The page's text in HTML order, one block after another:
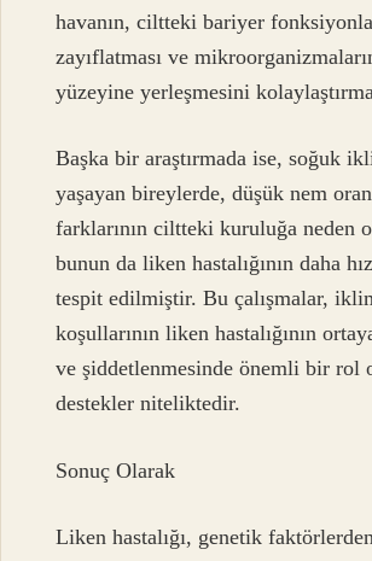
havanın, ciltteki bariyer
zayıflatması ve
yüzeyine yerleşmesini
Başka bir araştırmada ise, soğuk
yaşayan bireylerde, düşük nem
farklarının ciltteki kuruluğa neden
bunun da liken hastalığının daha
tespit edilmiştir. Bu çalışmalar,
koşullarının liken hastalığının
ve şiddetlenmesinde önemli bir rol
destekler niteliktedir.
Sonuç Olarak
Liken hastalığı, genetik